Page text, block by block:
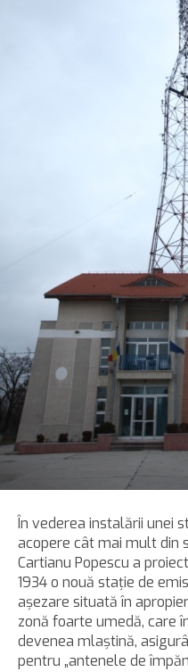
În vederea instalării unei
acopere cât mai mult din
Cartianu Popescu a
1934 o nouă staţie de
aşezare situată în
zonă foarte umedă, care
devenea mlaştină,
pentru „antenele de